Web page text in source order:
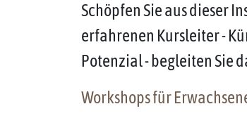
Schöpfen Sie aus dieser
erfahrenen Kursleiter -
Potenzial - begleiten Sie
Workshops für